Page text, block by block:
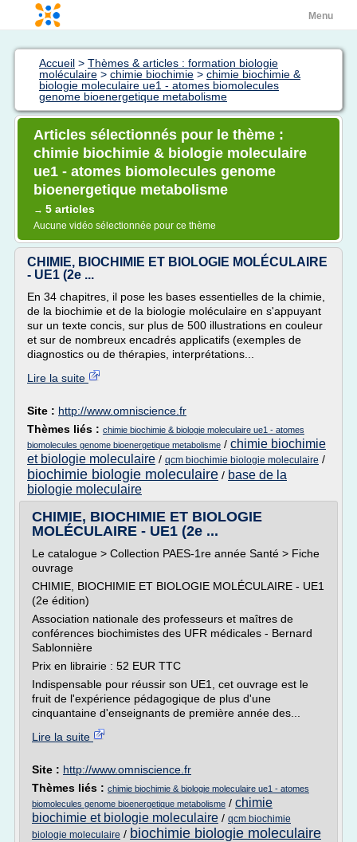
Menu
Accueil > Thèmes & articles : formation biologie
moléculaire > chimie biochimie > chimie biochimie &
biologie moleculaire ue1 - atomes biomolecules
genome bioenergetique metabolisme
Articles sélectionnés pour le thème :
chimie biochimie & biologie moleculaire
ue1 - atomes biomolecules genome
bioenergetique metabolisme
→ 5 articles
Aucune vidéo sélectionnée pour ce thème
CHIMIE, BIOCHIMIE ET BIOLOGIE MOLÉCULAIRE
- UE1 (2e ...
En 34 chapitres, il pose les bases essentielles de la chimie,
de la biochimie et de la biologie moléculaire en s'appuyant
sur un texte concis, sur plus de 500 illustrations en couleur
et sur de nombreux encadrés applicatifs (exemples de
diagnostics ou de thérapies, interprétations...
Lire la suite
Site : http://www.omniscience.fr
Thèmes liés : chimie biochimie & biologie moleculaire ue1 - atomes
biomolecules genome bioenergetique metabolisme / chimie biochimie
et biologie moleculaire / qcm biochimie biologie moleculaire /
biochimie biologie moleculaire / base de la
biologie moleculaire
CHIMIE, BIOCHIMIE ET BIOLOGIE
MOLÉCULAIRE - UE1 (2e ...
Le catalogue > Collection PAES-1re année Santé > Fiche
ouvrage
CHIMIE, BIOCHIMIE ET BIOLOGIE MOLÉCULAIRE - UE1
(2e édition)
Association nationale des professeurs et maîtres de
conférences biochimistes des UFR médicales - Bernard
Sablonnière
Prix en librairie : 52 EUR TTC
Indispensable pour réussir son UE1, cet ouvrage est le
fruit de l'expérience pédagogique de plus d'une
cinquantaine d'enseignants de première année des...
Lire la suite
Site : http://www.omniscience.fr
Thèmes liés : chimie biochimie & biologie moleculaire ue1 - atomes
biomolecules genome bioenergetique metabolisme / chimie
biochimie et biologie moleculaire / qcm biochimie
biologie moleculaire / biochimie biologie moleculaire